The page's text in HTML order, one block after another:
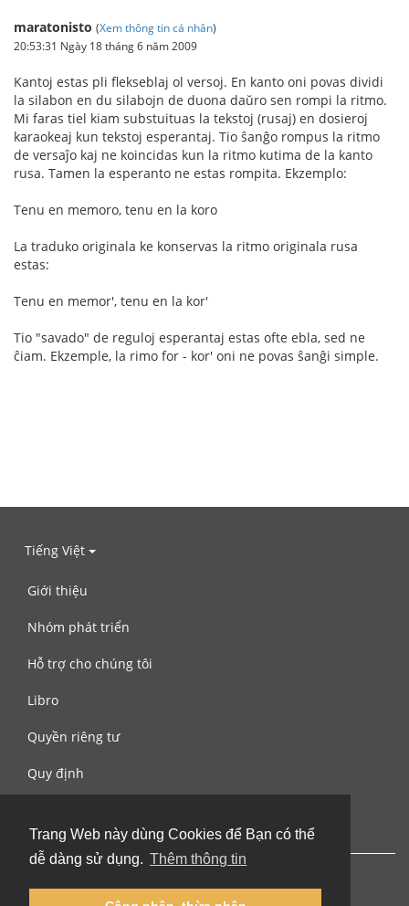
Trang Web này dùng Cookies để Bạn có thể
dễ dàng sử dụng. Thêm thông tin
maratonisto (Xem thông tin cá nhân)
20:53:31 Ngày 18 tháng 6 năm 2009
Kantoj estas pli flekseblaj ol versoj. En kanto oni povas dividi
la silabon en du silabojn de duona daŭro sen rompi la ritmo.
Mi faras tiel kiam substuituas la tekstoj (rusaj) en dosieroj
karaokeaj kun tekstoj esperantaj. Tio ŝanĝo rompus la ritmo
de versaĵo kaj ne koincidas kun la ritmo kutima de la kanto
rusa. Tamen la esperanto ne estas rompita. Ekzemplo:
Tenu en memoro, tenu en la koro
La traduko originala ke konservas la ritmo originala rusa
estas:
Tenu en memor', tenu en la kor'
Tio "savado" de reguloj esperantaj estas ofte ebla, sed ne
ĉiam. Ekzemple, la rimo for - kor' oni ne povas ŝanĝi simple.
Tiếng Việt
Giới thiệu
Nhóm phát triển
Hỗ trợ cho chúng tôi
Libro
Quyền riêng tư
Quy định